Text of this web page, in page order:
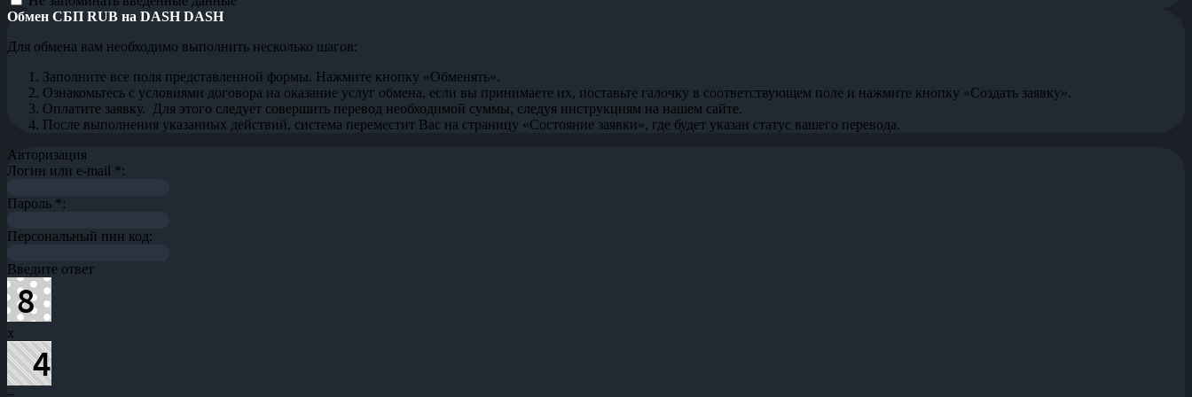
Обмен СБП RUB на DASH DASH
Для обмена вам необходимо выполнить несколько шагов:
Заполните все поля представленной формы. Нажмите кнопку «Обменять».
Ознакомьтесь с условиями договора на оказание услуг обмена, если вы принимаете их, поставьте галочку в соответствующем поле и нажмите кнопку «Создать заявку».
Оплатите заявку. Для этого следует совершить перевод необходимой суммы, следуя инструкциям на нашем сайте.
После выполнения указанных действий, система переместит Вас на страницу «Состояние заявки», где будет указан статус вашего перевода.
Авторизация
Логин или e-mail *:
Пароль *:
Персональный пин код:
Введите ответ
x